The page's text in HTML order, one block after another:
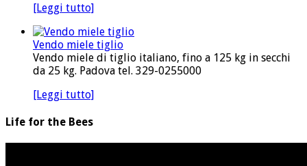
[Leggi tutto]
Vendo miele tiglio
Vendo miele di tiglio italiano, fino a 125 kg in secchi
da 25 kg. Padova tel. 329-0255000
[Leggi tutto]
Life for the Bees